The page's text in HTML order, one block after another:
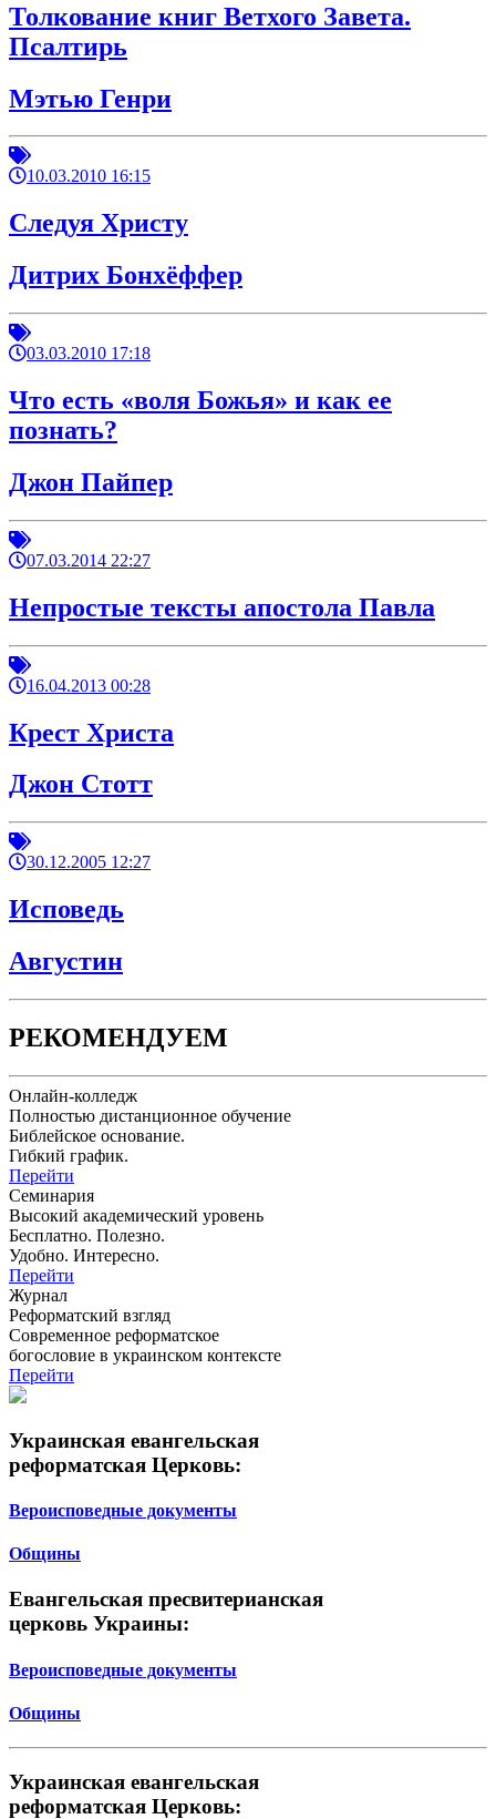
Толкование книг Ветхого Завета.
Псалтирь
Мэтью Генри
10.03.2010 16:15
Следуя Христу
Дитрих Бонхёффер
03.03.2010 17:18
Что есть «воля Божья» и как ее
познать?
Джон Пайпер
07.03.2014 22:27
Непростые тексты апостола Павла
16.04.2013 00:28
Крест Христа
Джон Стотт
30.12.2005 12:27
Исповедь
Августин
РЕКОМЕНДУЕМ
Онлайн-колледж
Полностью дистанционное обучение
Библейское основание.
Гибкий график.
Перейти
Семинария
Высокий академический уровень
Бесплатно. Полезно.
Удобно. Интересно.
Перейти
Журнал
Реформатский взгляд
Современное реформатское
богословие в украинском контексте
Перейти
Украинская евангельская
реформатская Церковь:
Вероисповедные документы
Общины
Евангельская пресвитерианская
церковь Украины:
Вероисповедные документы
Общины
Украинская евангельская
реформатская Церковь: